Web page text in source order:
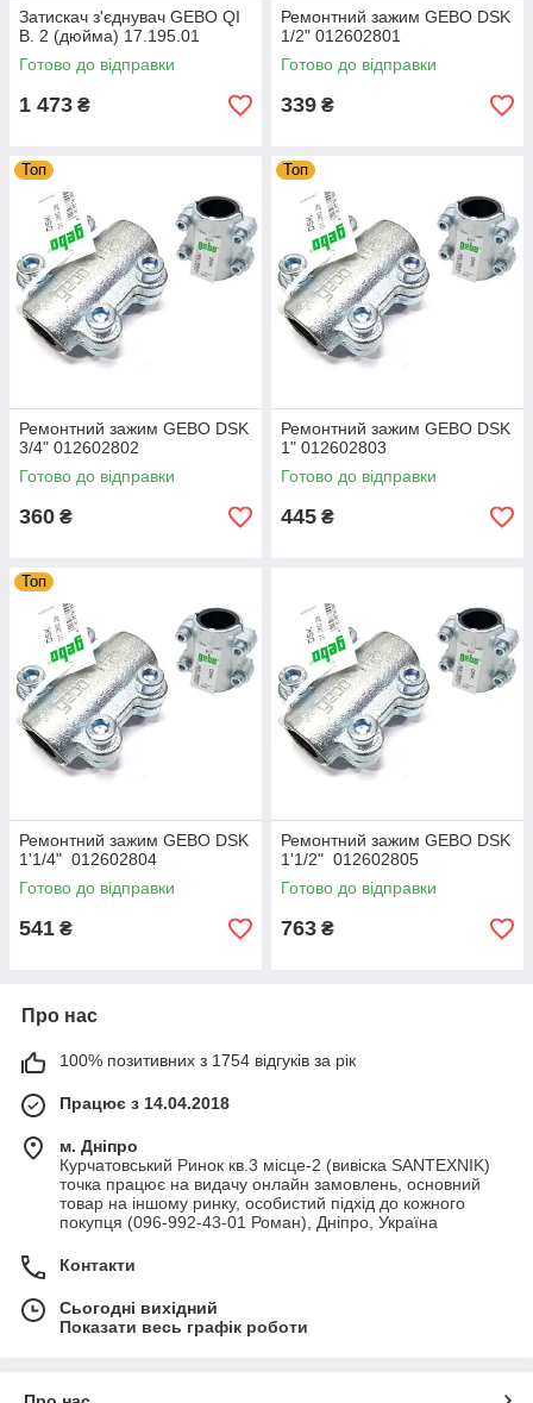
Затискач з'єднувач GEBO QI
В. 2 (дюйма) 17.195.01
Готово до відправки
1 473 ₴
Ремонтний зажим GEBO DSK
1/2" 012602801
Готово до відправки
339 ₴
Топ
Ремонтний зажим GEBO DSK
3/4" 012602802
Готово до відправки
360 ₴
Топ
Ремонтний зажим GEBO DSK
1" 012602803
Готово до відправки
445 ₴
Топ
Ремонтний зажим GEBO DSK
1'1/4" 012602804
Готово до відправки
541 ₴
Ремонтний зажим GEBO DSK
1'1/2" 012602805
Готово до відправки
763 ₴
Про нас
100% позитивних з 1754 відгуків за рік
Працює з 14.04.2018
м. Дніпро
Курчатовський Ринок кв.3 місце-2 (вивіска SANTEXNIK)
точка працює на видачу онлайн замовлень, основний
товар на іншому ринку, особистий підхід до кожного
покупця (096-992-43-01 Роман), Дніпро, Україна
Контакти
Сьогодні вихідний
Показати весь графік роботи